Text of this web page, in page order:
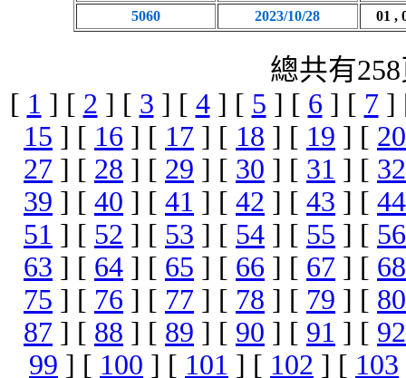
5060
2023/10/28 01 ,
總共有
[ 1 ] [ 2 ] [ 3 ] [ 4] [ 5 ] [ 6 ] [ 7 ]
15 ] [ 16 ] [ 17 ] [ 18 ] [ 19 ] [ 20
27 ] [ 28 ] [ 29 ] [ 30 ] [ 31 ] [ 32
39 ] [ 40 ] [ 41 ] [ 42 ] [ 43 ] [ 44
51 ] [ 52 ] [ 53 ] [ 54 ] [ 55 ] [ 56
63 ] [ 64 ] [ 65 ] [ 66 ] [ 67 ] [ 68
75 ] [ 76 ] [ 77 ] [ 78 ] [ 79 ] [ 80
87 ] [ 88 ] [ 89 ] [ 90 ] [ 91 ] [ 92
99 ] [ 100 ] [ 101 ] [ 102 ] [ 103